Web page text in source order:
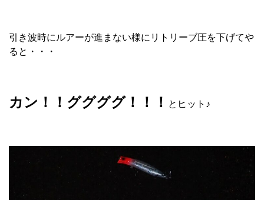
引き波時にルアーが進まない様にリトリーブ圧を下げてや
ると・・・
カン！！ググググ！！！ とヒット♪